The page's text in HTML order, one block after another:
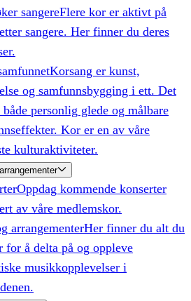
sangereFlere kor er aktivt på
sangere. Her finner du deres
Korsang er kunst,
og samfunnsbygging i ett. Det
både personlig glede og målbare
Kor er en av våre
kulturaktiviteter.
Oppdag kommende konserter
av våre medlemskor.
arrangementerHer finner du alt du
for å delta på og oppleve
musikkopplevelser i